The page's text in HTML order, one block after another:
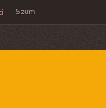
Szum